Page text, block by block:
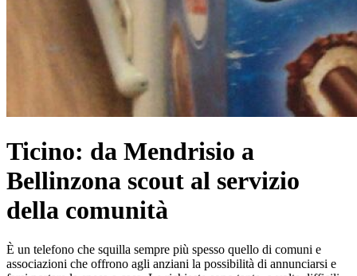
Ticino: da Mendrisio a
Bellinzona scout al servizio
della comunità
È un telefono che squilla sempre più spesso quello di comuni e
associazioni che offrono agli anziani la possibilità di annunciarsi e